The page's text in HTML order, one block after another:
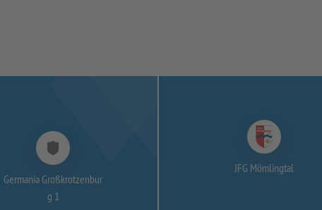
Germania Großkrotzenbur
g 1
JFG Mömlingtal